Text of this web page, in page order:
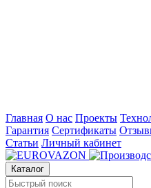
Главная О нас Проекты
Гарантия Сертификаты
Статьи Личный кабинет
Каталог